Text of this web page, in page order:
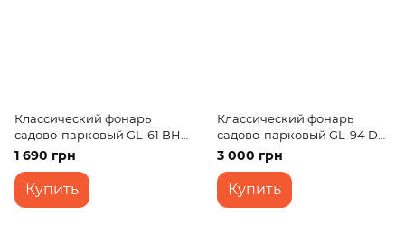
Классический фонарь
садово-парковый GL-61 BH
IP33
1 690 грн
Купить
Классический фонарь
садово-парковый GL-94 DL
IP33
3 000 грн
Купить